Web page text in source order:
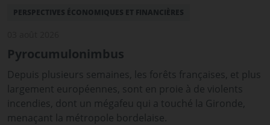
PERSPECTIVES ÉCONOMIQUES ET FINANCIÈRES
Pyrocumulonimbus
Depuis plusieurs semaines, les forêts françaises, et plus
largement européennes, sont en proie à de violents
incendies, dont un mégafeu qui a touché la Gironde,
menaçant la métropole bordelaise.